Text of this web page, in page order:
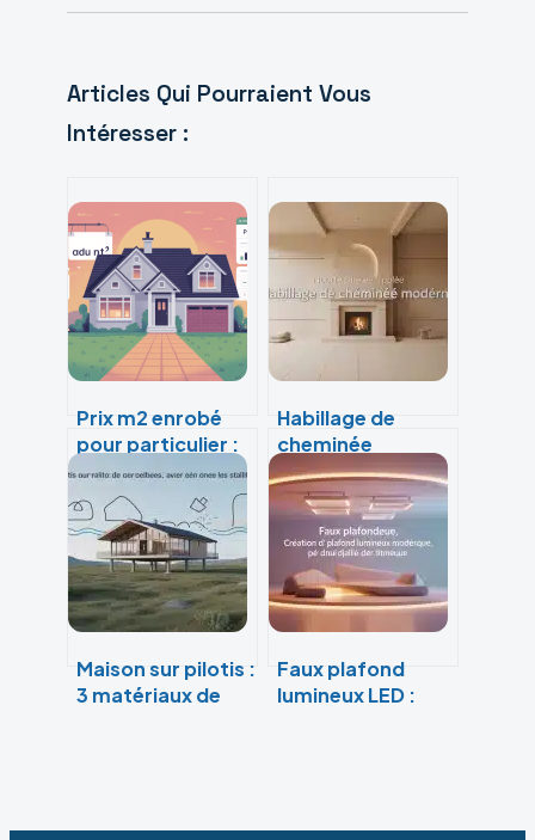
Articles Qui Pourraient Vous
Intéresser :
Prix m2 enrobé
pour particulier :
le guide complet
pour bien
budgéter
Habillage de
cheminée
moderne : 3
matériaux pour
transformer
votre insert en
pièce design
Maison sur pilotis :
3 matériaux de
durable
Faux plafond
lumineux LED :
lumière